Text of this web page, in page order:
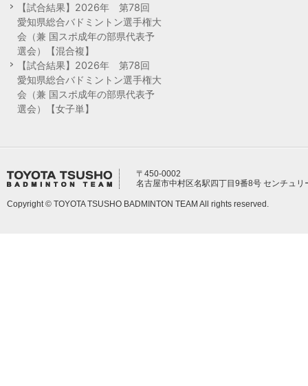
【試合結果】2026年 第78回
愛知県総合バドミントン選手権大
会（兼 国スポ成年の部県代表予
選会）【混合複】
【試合結果】2026年 第78回
愛知県総合バドミントン選手権大
会（兼 国スポ成年の部県代表予
選会）【女子単】
〒450-0002
名古屋市中村区名駅四丁目9番8号 センチュリ
Copyright © TOYOTA TSUSHO BADMINTON TEAM All rights reserved.